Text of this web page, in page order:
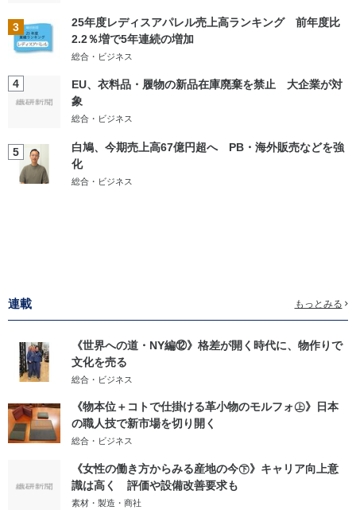
3
25年度レディスアパレル売上高ランキング 前年度比
2.2％増で5年連続の増加
総合・ビジネス
4
EU、衣料品・履物の新品在庫廃棄を禁止 大企業が対
象
総合・ビジネス
5
白鳩、今期売上高67億円超へ PB・海外販売などを強
化
総合・ビジネス
連載 もっとみる
《世界への道・NY編⑫》格差が開く時代に、物作りで
文化を売る
総合・ビジネス
《物本位＋コトで仕掛ける革小物のモルフォ㊤》日本
の職人技で新市場を切り開く
総合・ビジネス
《女性の働き方からみる産地の今㊦》キャリア向上意
識は高く 評価や設備改善要求も
素材・製造・商社